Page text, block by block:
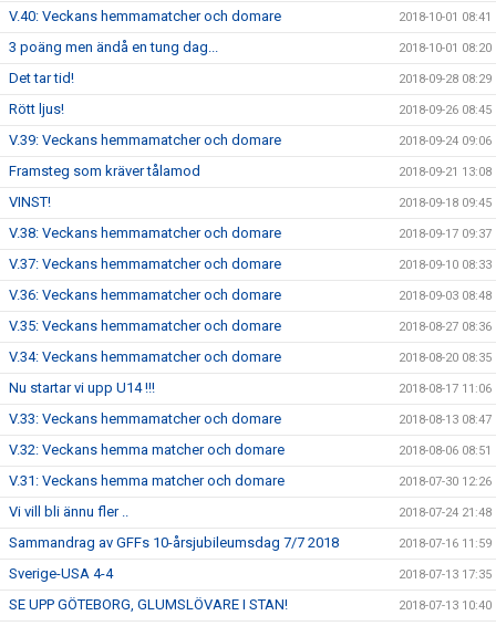
V.40: Veckans hemmamatcher och domare 2018-10-01 08:41
3 poäng men ändå en tung dag... 2018-10-01 08:20
Det tar tid! 2018-09-28 08:29
Rött ljus! 2018-09-26 08:45
V.39: Veckans hemmamatcher och domare 2018-09-24 09:06
Framsteg som kräver tålamod 2018-09-21 13:08
VINST! 2018-09-18 09:45
V.38: Veckans hemmamatcher och domare 2018-09-17 09:37
V.37: Veckans hemmamatcher och domare 2018-09-10 08:33
V.36: Veckans hemmamatcher och domare 2018-09-03 08:48
V.35: Veckans hemmamatcher och domare 2018-08-27 08:36
V.34: Veckans hemmamatcher och domare 2018-08-20 08:35
Nu startar vi upp U14 !!! 2018-08-17 11:06
V.33: Veckans hemmamatcher och domare 2018-08-13 08:47
V.32: Veckans hemma matcher och domare 2018-08-06 08:51
V.31: Veckans hemma matcher och domare 2018-07-30 12:26
Vi vill bli ännu fler .. 2018-07-24 21:48
Sammandrag av GFFs 10-årsjubileumsdag 7/7 2018 2018-07-16 11:59
Sverige-USA 4-4 2018-07-13 17:35
SE UPP GÖTEBORG, GLUMSLÖVARE I STAN! 2018-07-13 10:40